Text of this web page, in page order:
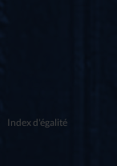
Index d'égalité